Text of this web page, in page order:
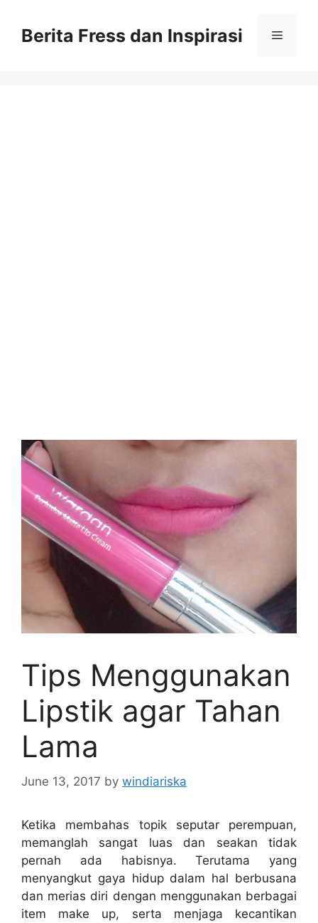
contentBerita Fress dan Inspirasi Menu
Tips Menggunakan
Lipstik agar Tahan
Lama
June 13, 2017 by windiariska
Ketika membahas topik seputar perempuan,
memanglah sangat luas dan seakan tidak
pernah ada habisnya. Terutama yang
menyangkut gaya hidup dalam hal berbusana
dan merias diri dengan menggunakan berbagai
item make up, serta menjaga kecantikan